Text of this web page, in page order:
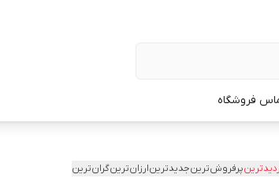
فروشگاه
پرفروش‌ترینجدیدترینارزان‌ترینگران‌ترین